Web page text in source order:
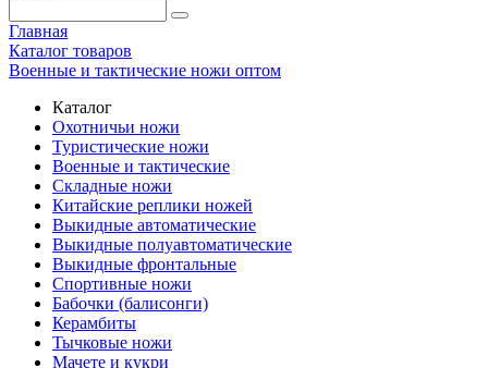
Главная
Каталог товаров
Военные и тактические ножи оптом
Каталог
Охотничьи ножи
Туристические ножи
Военные и тактические
Складные ножи
Китайские реплики ножей
Выкидные автоматические
Выкидные полуавтоматические
Выкидные фронтальные
Спортивные ножи
Бабочки (балисонги)
Керамбиты
Тычковые ножи
Мачете и кукри